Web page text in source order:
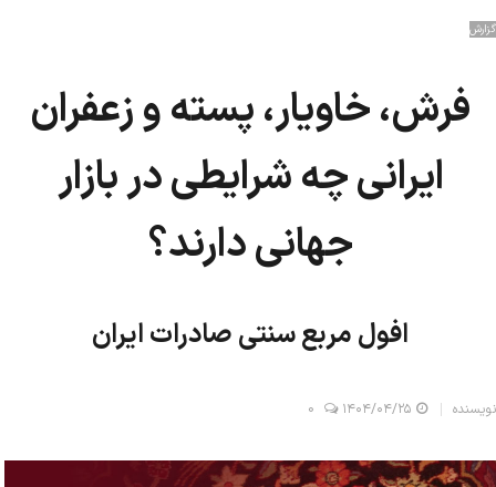
گزارش
فرش، خاویار، پسته و زعفران
ایرانی چه شرایطی در بازار
جهانی دارند؟
افول مربع سنتی صادرات ایران
نویسنده ۱۴۰۴/۰۴/۲۵ 0